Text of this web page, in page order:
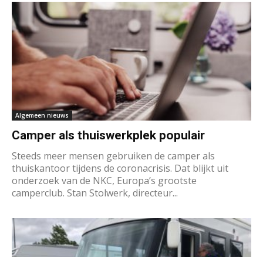
Algemeen nieuws
Camper als thuiswerkplek populair
Steeds meer mensen gebruiken de camper als
thuiskantoor tijdens de coronacrisis. Dat blijkt uit
onderzoek van de NKC, Europa’s grootste
camperclub. Stan Stolwerk, directeur...